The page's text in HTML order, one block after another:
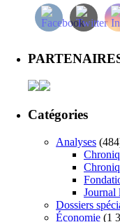
Catégories
Analyses
Dossiers
Économie (1